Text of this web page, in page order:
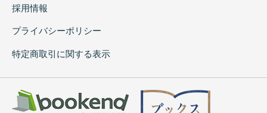
採用情報
プライバシーポリシー
特定商取引に関する表示